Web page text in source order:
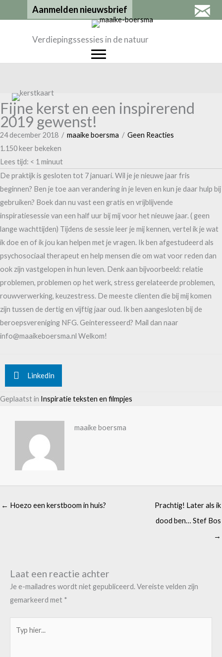
naar
Aanmelden nieuwsbrief
Verdiepingssessies in de natuur
Fijne kerst en een inspirerend
2019 gewenst!
24 december 2018 / maaike boersma / Geen Reacties
1.150 keer bekeken
Lees tijd: < 1 minuut
De praktijk is gesloten tot 7 januari. Wil je je nieuwe jaar fris
beginnen? Ben je toe aan verandering in je leven en kun je daar hulp bij
gebruiken? Boek dan nu vast een gratis en vrijblijvende
inspiratiesessie van een half uur bij mij voor het nieuwe jaar. ( geen
lange wachttijden) Tijdens de sessie leer je mij kennen, vertel ik je wat
ik doe en of ik jou kan helpen met je vragen. Ik ben afgestudeerd als
psychosociaal therapeut en help mensen die om wat voor reden dan
ook zijn vastgelopen in hun leven. Denk aan bijvoorbeeld: relatie
problemen, problemen op het werk, stress gerelateerde problemen,
rouwverwerking, keuzestress. De meeste clienten die bij mij komen
zijn tussen de dertig en vijftig jaar oud. Ik ben aangesloten bij de
beroepsvereniging NFG. Geinteresseerd? Mail dan naar
info@maaikeboersma.nl Welkom!
Linkedin
Geplaatst in Inspiratie teksten en filmpjes
maaike boersma
← Hoezo een kerstboom in huis?
Prachtig! Later als ik
dood ben… Stef Bos
→
Laat een reactie achter
Je e-mailadres wordt niet gepubliceerd.Vereiste velden zijn
gemarkeerd met *
hier...